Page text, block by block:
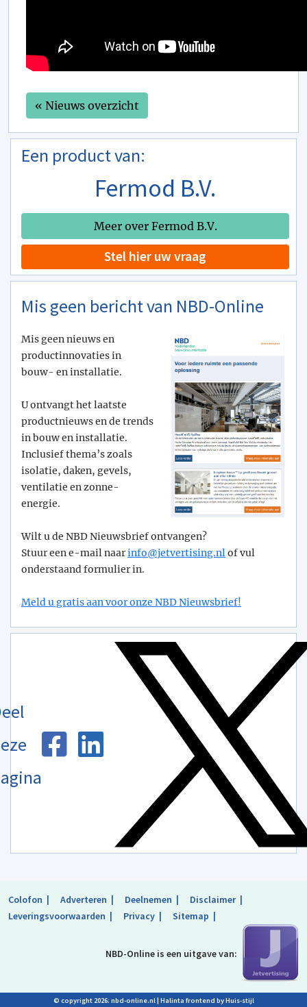
« Nieuws overzicht
Een product van:
Fermod B.V.
Meer over Fermod B.V.
Stel hier uw vraag
Mis geen bericht van NBD-Online
Mis geen nieuws en
productinnovaties in
bouw- en installatie.
U ontvangt het laatste
productnieuws en de trends
in bouw en installatie.
Inclusief thema’s zoals
isolatie, daken, gevels,
ventilatie en zonne-
energie.
Wilt u de NBD Nieuwsbrief ontvangen?
Stuur een e-mail naarinfo@­jetvertising.nlof vul
onderstaand formulier in.
Meld u gratis aan voor onze NBD Nieuwsbrief!
Colofon Adverteren Deelnemen
Disclaimer
Leveringsvoorwaarden
Privacy Sitemap
NBD-Online is een uitgave van:
© copyright 2026: nbd-online.nl | Halinta frontend by Huis-stijl